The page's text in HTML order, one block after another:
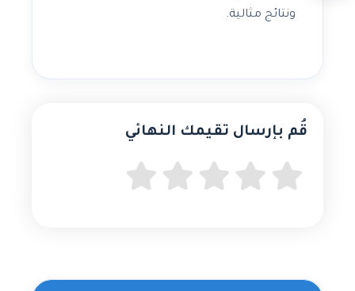
ونتائج مثالية.
قُم بإرسال تقيمك النهائي